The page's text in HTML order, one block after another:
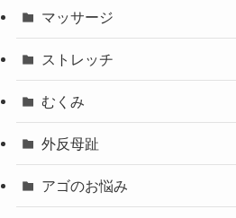
マッサージ
ストレッチ
むくみ
外反母趾
アゴのお悩み